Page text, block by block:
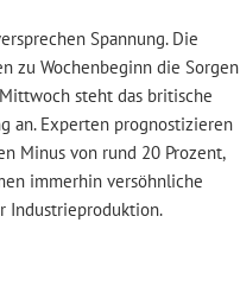
Spannung. Die
zu Wochenbeginn die Sorgen
steht das britische
an. Experten prognostizieren
Minus von rund 20 Prozent,
immerhin versöhnliche
Industrieproduktion.